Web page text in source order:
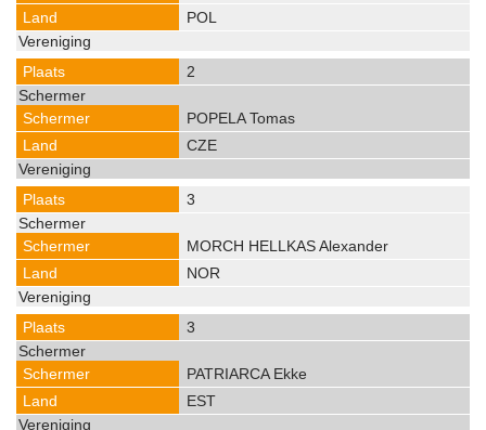
POL
2
POPELA Tomas
CZE
3
MORCH HELLKAS Alexander
NOR
3
PATRIARCA Ekke
EST